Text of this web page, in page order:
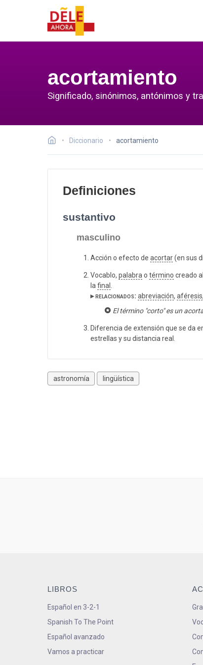
acortamiento
Significado, sinónimos, antónimos y
Diccionario acortamiento
Definiciones
sustantivo
masculino
Acción o efecto de acortar(en sus
Vocablo, palabrao término creado al
lafinal .
▸ relacionados: abreviación, aféresis,
El término "corto" es un
Diferencia de extensión que se da
estrellas y su distancia real.
astronomía lingüística
LIBROS
Español en 3-2-1
Spanish To The Point
Español avanzado
Vamos a practicar